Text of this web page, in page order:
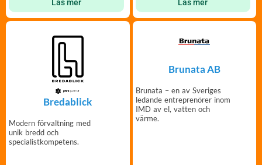
Läs mer Läs mer
Bredablick
Modern förvaltning med
unik bredd och
specialistkompetens.
Brunata AB
Brunata – en av Sveriges
ledande entreprenörer inom
IMD av el, vatten och
värme.